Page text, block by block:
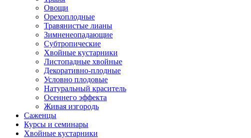
Овощи
Орехоплодные
Травянистые лианы
Зимненеопадающие
Субтропические
Хвойные кустарники
Листопадные хвойные
Декоративно-плодные
Условно плодовые
Натуральный краситель
Осеннего эффекта
Живая изгородь
Саженцы
Курсы и семинары
Хвойные кустарники